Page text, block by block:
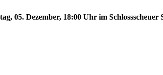
05. Dezember, 18:00 Uhr im Schlossscheuer